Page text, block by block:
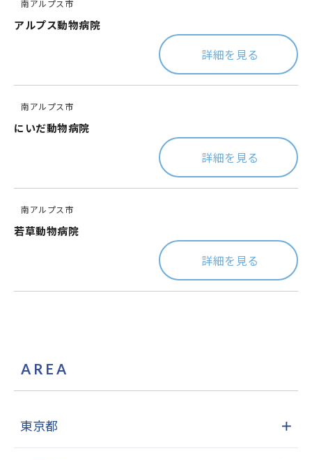
南アルプス市
アルプス動物病院
詳細を見る
南アルプス市
にいだ動物病院
詳細を見る
南アルプス市
若草動物病院
詳細を見る
AREA
東京都 ＋